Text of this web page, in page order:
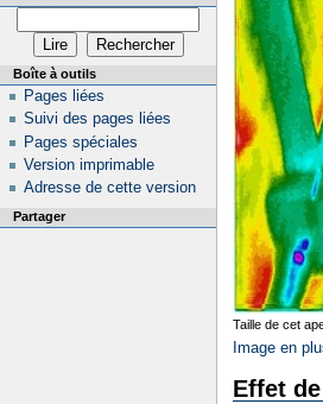
Taille de cet
Image en
Effet
Boîte à outils
Pages liées
Suivi des pages liées
Pages spéciales
Version imprimable
Adresse de cette version
Partager